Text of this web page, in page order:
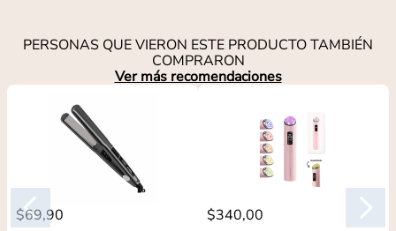
PERSONAS QUE VIERON ESTE PRODUCTO TAMBIÉN
COMPRARON
Ver más recomendaciones
$69,90 $340,00